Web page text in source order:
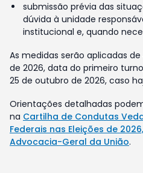
submissão prévia das
dúvida à unidade
institucional e, quando
As medidas serão aplicadas
de 2026, data do primeiro
25 de outubro de 2026, caso
Orientações detalhadas
na Cartilha de Condutas
Federais nas Eleições de
Advocacia-Geral da União.